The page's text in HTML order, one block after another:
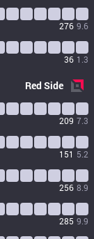
276 9.6
36 1.3
RedSide
209 7.3
151 5.2
256 8.9
285 9.9